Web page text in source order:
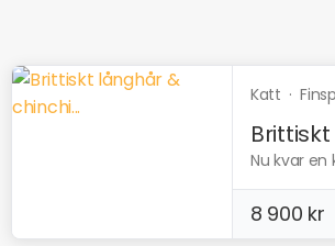
Katt ·
Nu kvar en
8 900 kr